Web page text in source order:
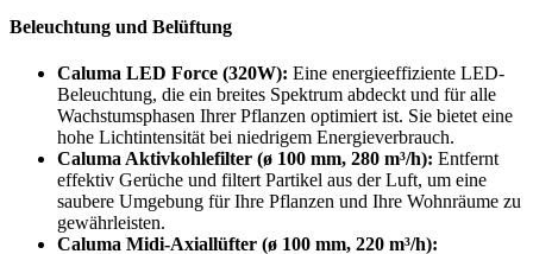
Beleuchtung und Belüftung
Caluma LED Force (320W): Eine energieeffiziente LED-
Beleuchtung, die ein breites Spektrum abdeckt und für alle
Wachstumsphasen Ihrer Pflanzen optimiert ist. Sie bietet eine
hohe Lichtintensität bei niedrigem Energieverbrauch.
Caluma Aktivkohlefilter (ø 100 mm, 280 m³/h): Entfernt
effektiv Gerüche und filtert Partikel aus der Luft, um eine
saubere Umgebung für Ihre Pflanzen und Ihre Wohnräume zu
gewährleisten.
Caluma Midi-Axiallüfter (ø 100 mm, 220 m³/h):